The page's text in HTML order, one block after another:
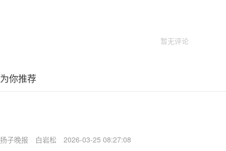
暂无评论
为你推荐
扬子晚报 白岩松 2026-03-25 08:27:08